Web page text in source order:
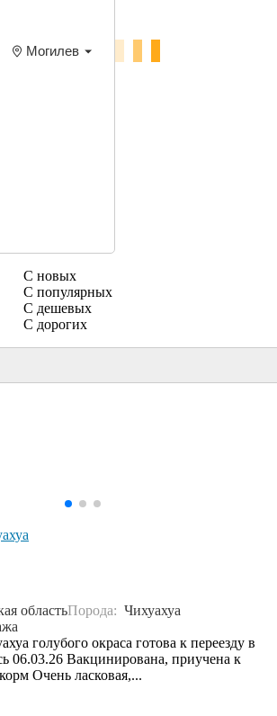
Могилев
С новых
С популярных
С дешевых
С дорогих
областьПорода: Чихуахуа
голубого окраса готова к переезду в
06.03.26 Вакцинирована, приучена к
Очень ласковая,...